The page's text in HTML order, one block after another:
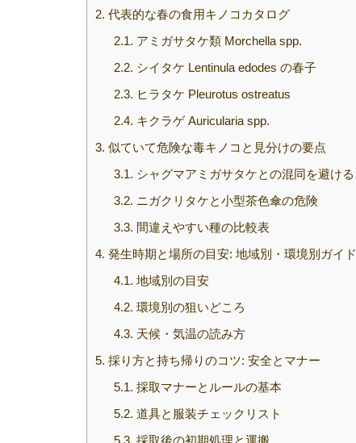
2. 代表的な春の食用キノコカタログ
2.1. アミガサタケ類 Morchella spp.
2.2. シイタケ Lentinula edodes の春子
2.3. ヒラタケ Pleurotus ostreatus
2.4. キクラゲ Auricularia spp.
3. 似ていて危険な毒キノコと見分けの要点
3.1. シャグマアミガサタケとの混同を避ける
3.2. ニガクリタケと小型茶色傘の危険
3.3. 間違えやすい種の比較表
4. 発生時期と場所の目安: 地域別・環境別ガイド
4.1. 地域別の目安
4.2. 環境別の狙いどころ
4.3. 天候・気温の読み方
5. 採り方と持ち帰りのコツ: 安全とマナー
5.1. 採取マナーとルールの基本
5.2. 道具と服装チェックリスト